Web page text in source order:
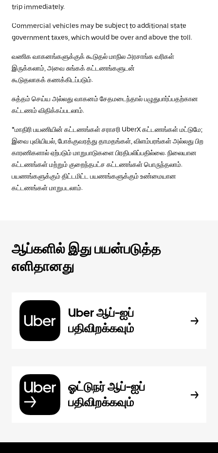
trip immediately.
Commercial vehicles may be subject to additional state
government taxes, which would be over and above the toll.
வணிக வாகனங்களுக்குக் கூடுதல் மாநில அரசாங்க வரிகள்
இருக்கலாம், அவை சுங்கக் கட்டணங்களுடன்
கூடுதலாகக் கணக்கிடப்படும்.
சுத்தம் செய்ய அல்லது வாகனம் சேதமடைந்தால் பழுதுபார்ப்பதற்கான
கட்டணம் விதிக்கப்படலாம்.
*மாதிரி பயணியின் கட்டணங்கள் சராசரி UberX கட்டணங்கள் மட்டுமே;
இவை புவியியல், போக்குவரத்து தாமதங்கள், விளம்பரங்கள் அல்லது பிற
காரணிகளால் ஏற்படும் மாறுபாடுகளை பிரதிபலிப்பதில்லை. நிலையான
கட்டணங்கள் மற்றும் குறைந்தபட்ச கட்டணங்கள் பொருந்தலாம்.
பயணங்களுக்கும் திட்டமிட்ட பயணங்களுக்கும் உண்மையான
கட்டணங்கள் மாறுபடலாம்.
ஆப்களில் இது பயன்படுத்த
எளிதானது
Uber ஆப்-ஐப்
பதிவிறக்கவும்
ஓட்டுநர் ஆப்-ஐப்
பதிவிறக்கவும்